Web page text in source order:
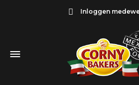
Inloggen